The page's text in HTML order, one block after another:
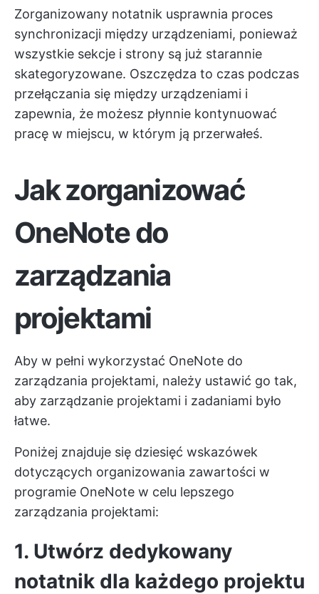
Zorganizowany notatnik usprawnia proces
synchronizacji między urządzeniami, ponieważ
wszystkie sekcje i strony są już starannie
skategoryzowane. Oszczędza to czas podczas
przełączania się między urządzeniami i
zapewnia, że możesz płynnie kontynuować
pracę w miejscu, w którym ją przerwałeś.
Jak zorganizować
OneNote do
zarządzania
projektami
Aby w pełni wykorzystać OneNote do
zarządzania projektami, należy ustawić go tak,
aby zarządzanie projektami i zadaniami było
łatwe.
Poniżej znajduje się dziesięć wskazówek
dotyczących organizowania zawartości w
programie OneNote w celu lepszego
zarządzania projektami:
1. Utwórz dedykowany
notatnik dla każdego projektu